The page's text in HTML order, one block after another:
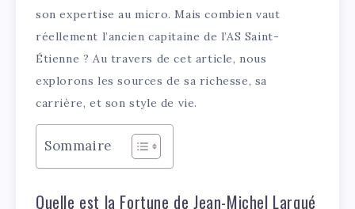
son expertise au micro. Mais combien vaut
réellement l’ancien capitaine de l’AS Saint-
Étienne ? Au travers de cet article, nous
explorons les sources de sa richesse, sa
carrière, et son style de vie.
Sommaire
Quelle est la Fortune de Jean-Michel Larqué